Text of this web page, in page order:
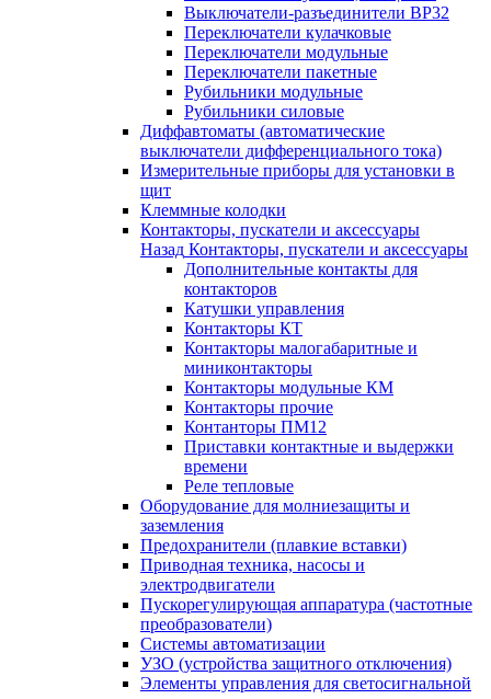
Выключатели-разъединители ВР32
Переключатели кулачковые
Переключатели модульные
Переключатели пакетные
Рубильники модульные
Рубильники силовые
Диффавтоматы (автоматические
выключатели дифференциального тока)
Измерительные приборы для установки в
щит
Клеммные колодки
Контакторы, пускатели и аксессуары
Назад Контакторы, пускатели и аксессуары
Дополнительные контакты для
контакторов
Катушки управления
Контакторы КТ
Контакторы малогабаритные и
миниконтакторы
Контакторы модульные КМ
Контакторы прочие
Контанторы ПМ12
Приставки контактные и выдержки
времени
Реле тепловые
Оборудование для молниезащиты и
заземления
Предохранители (плавкие вставки)
Приводная техника, насосы и
электродвигатели
Пускорегулирующая аппаратура (частотные
преобразователи)
Системы автоматизации
УЗО (устройства защитного отключения)
Элементы управления для светосигнальной